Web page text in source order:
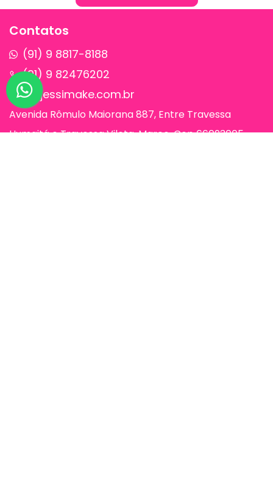
Contatos
(91) 9 8817-8188
(91) 9 82476202
sac@jessimake.com.br
Avenida Rômulo Maiorana 887, Entre Travessa
Humaitá e Travessa Vileta, Marco, Cep 66093005,